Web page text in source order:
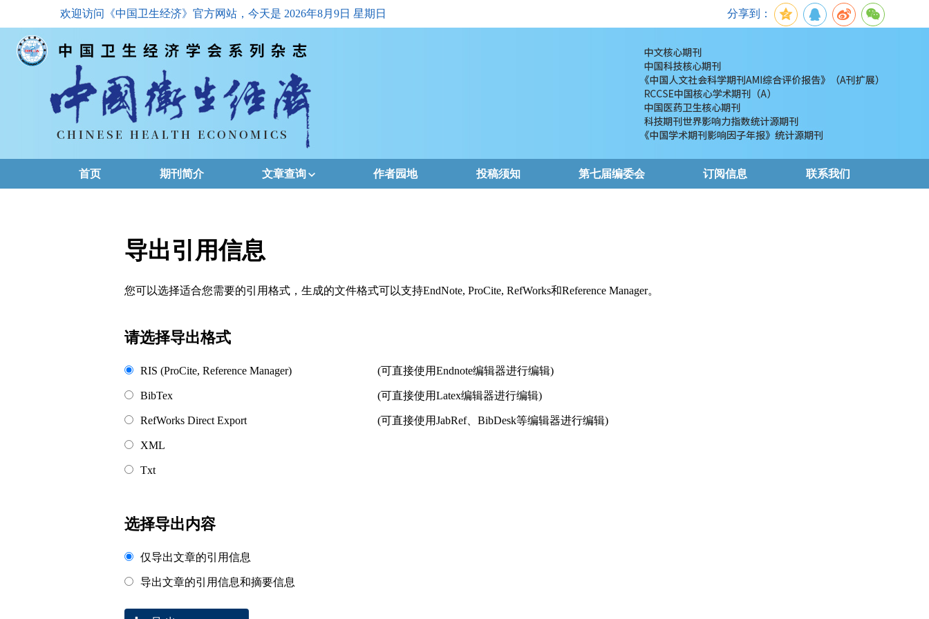
欢迎访问《中国卫生经济》官方网站，今天是 2026年8月9日 星期日 分享到：
首页 期刊简介 文章查询
下载排名
作者园地 投稿须知 第七届编委会 订阅信息 联系我们
导出引用信息
您可以选择适合您需要的引用格式，生成的文件格式可以支持EndNote, ProCite, RefWorks和Reference Manager。
请选择导出格式
RIS (ProCite, Reference Manager) (可直接使用Endnote编辑器进行编辑)
BibTex (可直接使用Latex编辑器进行编辑)
RefWorks Direct Export (可直接使用JabRef、BibDesk等编辑器进行编辑)
XML
Txt
选择导出内容
仅导出文章的引用信息
导出文章的引用信息和摘要信息